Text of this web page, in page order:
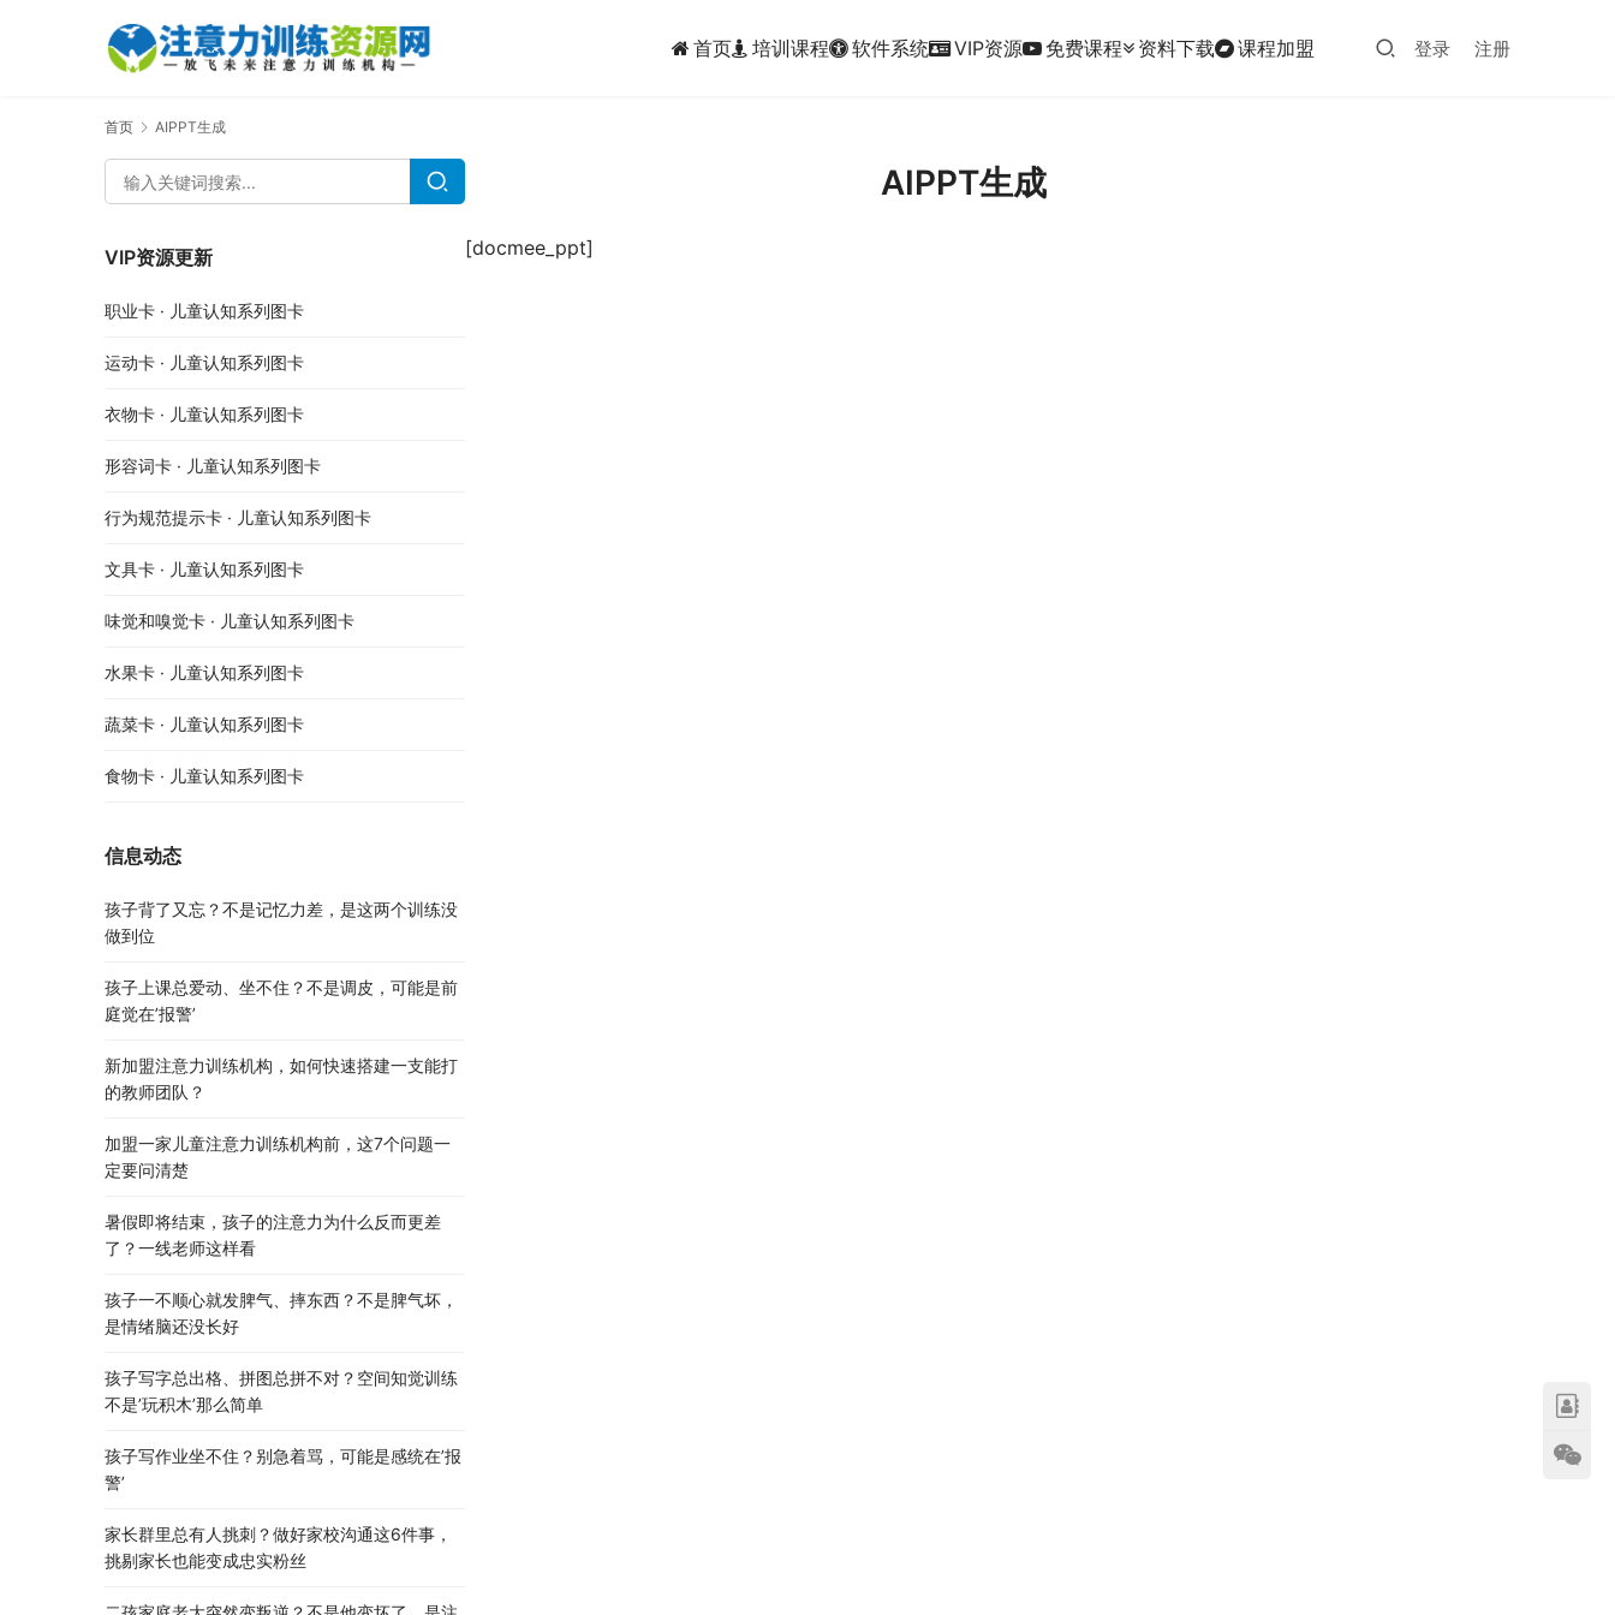
首页 培训课程 软件系统 VIP资源 免费课程 资料下载 课程加盟 登录 注册
首页 AIPPT生成
AIPPT生成
[docmee_ppt]
VIP资源更新
职业卡 · 儿童认知系列图卡
运动卡 · 儿童认知系列图卡
衣物卡 · 儿童认知系列图卡
形容词卡 · 儿童认知系列图卡
行为规范提示卡 · 儿童认知系列图卡
文具卡 · 儿童认知系列图卡
味觉和嗅觉卡 · 儿童认知系列图卡
水果卡 · 儿童认知系列图卡
蔬菜卡 · 儿童认知系列图卡
食物卡 · 儿童认知系列图卡
信息动态
孩子背了又忘？不是记忆力差，是这两个训练没
做到位
孩子上课总爱动、坐不住？不是调皮，可能是前
庭觉在’报警’
新加盟注意力训练机构，如何快速搭建一支能打
的教师团队？
加盟一家儿童注意力训练机构前，这7个问题一
定要问清楚
暑假即将结束，孩子的注意力为什么反而更差
了？一线老师这样看
孩子一不顺心就发脾气、摔东西？不是脾气坏，
是情绪脑还没长好
孩子写字总出格、拼图总拼不对？空间知觉训练
不是’玩积木’那么简单
孩子写作业坐不住？别急着骂，可能是感统在’报
警’
家长群里总有人挑刺？做好家校沟通这6件事，
挑剔家长也能变成忠实粉丝